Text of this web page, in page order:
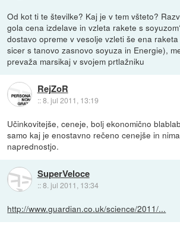
Od kot ti te številke? Kaj je v tem všteto?
gola cena izdelave in vzleta rakete s
dostavo opreme v vesolje vzleti še ena
sicer s tanovo zasnovo soyuza in Energie),
prevaža marsikaj v svojem prtlažniku
RejZoR
::8. jul 2011, 13:19
Učinkovitejše, ceneje, bolj ekonomično
samo kaj je enostavno rečeno cenejše in
naprednostjo.
SuperVeloce
::8. jul 2011, 13:34
http://www.guardian.co.uk/science/2011/...